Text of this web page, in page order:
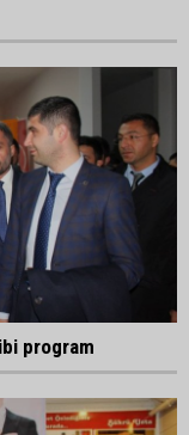
program